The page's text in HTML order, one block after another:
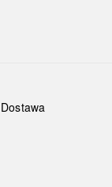
Dostawa